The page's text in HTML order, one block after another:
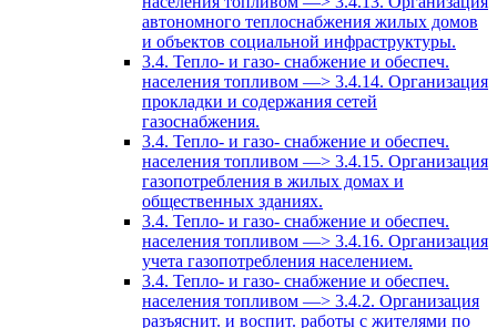
автономного теплоснабжения жилых домов
и объектов социальной инфраструктуры.
3.4. Тепло- и газо- снабжение и обеспеч.
населения топливом —> 3.4.14. Организация
прокладки и содержания сетей
газоснабжения.
3.4. Тепло- и газо- снабжение и обеспеч.
населения топливом —> 3.4.15. Организация
газопотребления в жилых домах и
общественных зданиях.
3.4. Тепло- и газо- снабжение и обеспеч.
населения топливом —> 3.4.16. Организация
учета газопотребления населением.
3.4. Тепло- и газо- снабжение и обеспеч.
населения топливом —> 3.4.2. Организация
разъяснит. и воспит. работы с жителями по